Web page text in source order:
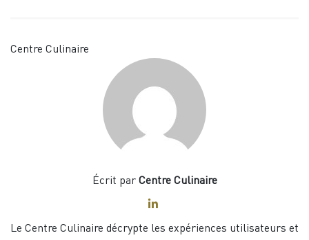
Centre Culinaire
Écrit par Centre Culinaire
Le Centre Culinaire décrypte les expériences utilisateurs et